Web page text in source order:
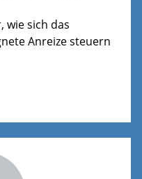
wie sich das
Anreize steuern